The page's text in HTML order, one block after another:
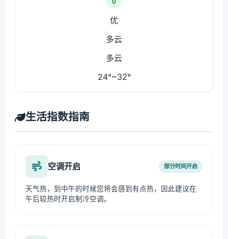
优
多云
多云
24°~32°
生活指数指南
空调开启 部分时间开启
天气热，到中午的时候您将会感到有点热，因此建议在
午后较热时开启制冷空调。